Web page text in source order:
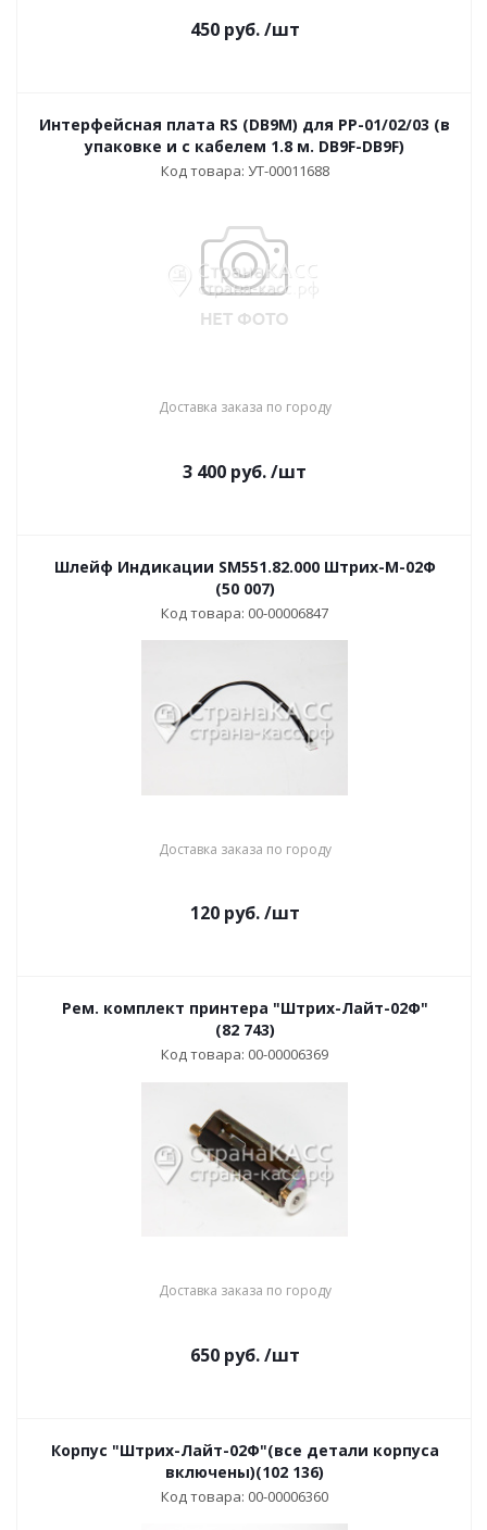
450руб. /шт
Интерфейсная плата RS (DB9M) для РР-01/02/03 (в
упаковке и с кабелем 1.8 м. DB9F-DB9F)
Код товара: УТ-00011688
Доставка заказа по городу
3 400 руб./шт
Шлейф Индикации SM551.82.000 Штрих-М-02Ф
(50 007)
Код товара: 00-00006847
Доставка заказа по городу
120руб. /шт
Рем. комплект принтера "Штрих-Лайт-02Ф"
(82 743)
Код товара: 00-00006369
Доставка заказа по городу
650руб. /шт
Корпус "Штрих-Лайт-02Ф"(все детали корпуса
включены)(102 136)
Код товара: 00-00006360